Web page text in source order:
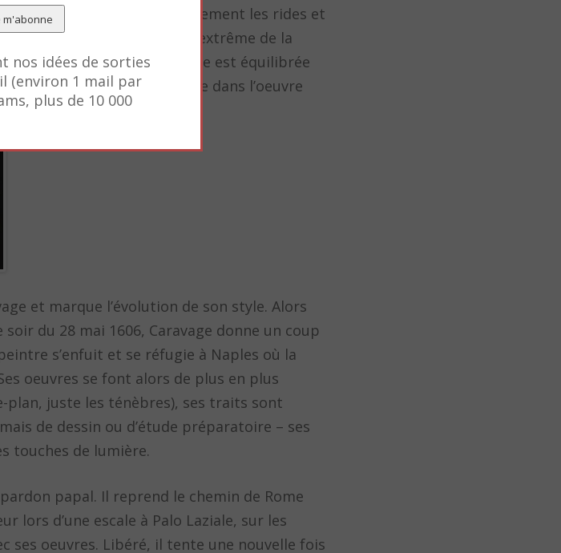
lumière souligne minutieusement les rides et
« Et grâce à la synthèse extrême de la
du saint dont la figure est équilibrée
septuagénaire est reprise dans l’oeuvre
et marque l’évolution de son style. Alors
du 28 mai 1606, Caravage donne un coup
s’enfuit et se réfugie à Naples où la
oeuvres se font alors de plus en plus
plan, juste les ténèbres), ses traits sont
de dessin ou d’étude préparatoire – ses
touches de lumière.
papal. Il reprend le chemin de Rome
d’une escale à Palo Laziale, sur les
oeuvres. Libéré, il tente une nouvelle fois
nos idées de sorties
(environ 1 mail par
plus de 10 000